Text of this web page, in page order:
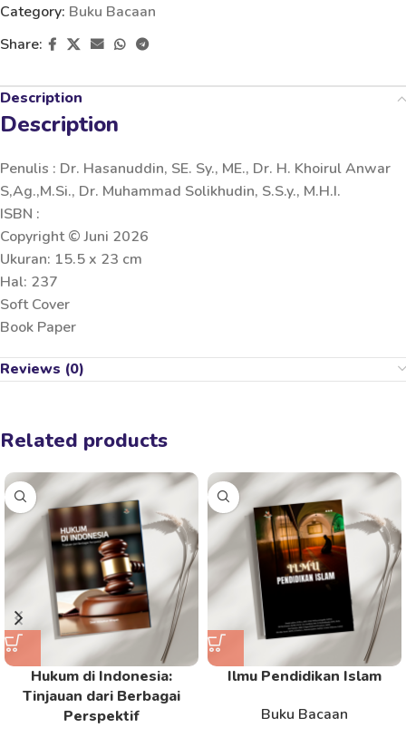
Category: Buku Bacaan
Share:
Description
Description
Penulis : Dr. Hasanuddin, SE. Sy., ME., Dr. H. Khoirul Anwar
S,Ag.,M.Si., Dr. Muhammad Solikhudin, S.S.y., M.H.I.
ISBN :
Copyright © Juni 2026
Ukuran: 15.5 x 23 cm
Hal: 237
Soft Cover
Book Paper
Reviews (0)
Related products
Hukum di Indonesia:
Tinjauan dari Berbagai
Perspektif
Ilmu Pendidikan Islam
Buku Bacaan